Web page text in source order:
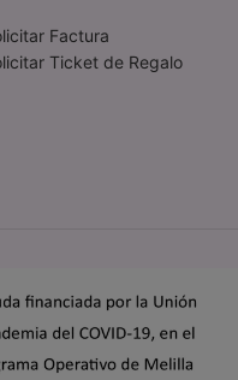
Factura
Ticket de Regalo